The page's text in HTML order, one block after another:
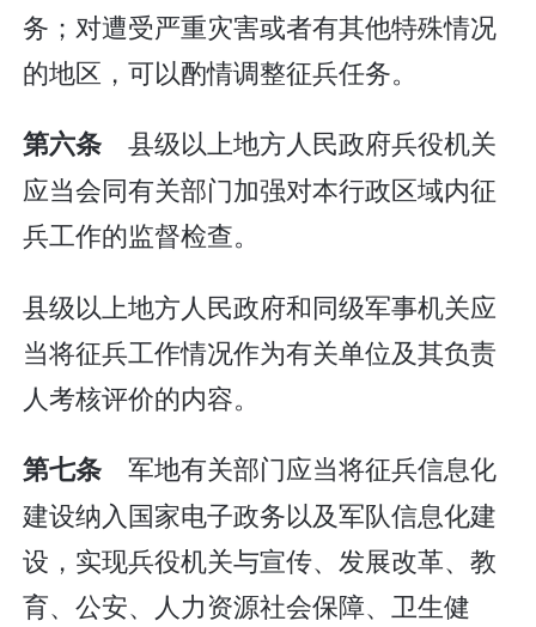
务；对遭受严重灾害或者有其他特殊情况
的地区，可以酌情调整征兵任务。
第六条 县级以上地方人民政府兵役机关
应当会同有关部门加强对本行政区域内征
兵工作的监督检查。
县级以上地方人民政府和同级军事机关应
当将征兵工作情况作为有关单位及其负责
人考核评价的内容。
第七条 军地有关部门应当将征兵信息化
建设纳入国家电子政务以及军队信息化建
设，实现兵役机关与宣传、发展改革、教
育、公安、人力资源社会保障、卫生健